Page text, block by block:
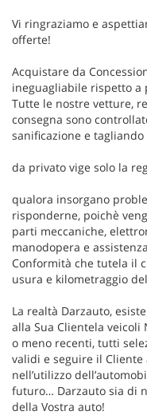
Vi ringraziamo e
offerte!
Acquistare da
ineguagliabile rispetto a
Tutte le nostre vetture,
consegna sono
sanificazione e
da privato vige solo la
qualora insorgano
risponderne, poichè
parti meccaniche,
manodopera e
Conformità che tutela il
usura e kilometraggio
La realtà Darzauto,
alla Sua Clientela veicoli
o meno recenti, tutti
validi e seguire il
nell’utilizzo
futuro… Darzauto sia di
della Vostra auto!